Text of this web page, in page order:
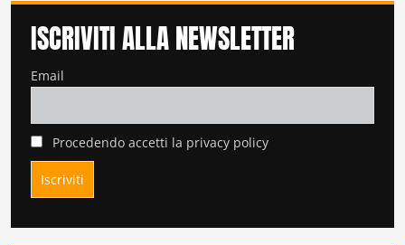
ISCRIVITI ALLA NEWSLETTER
Email
Procedendo accetti la privacy policy